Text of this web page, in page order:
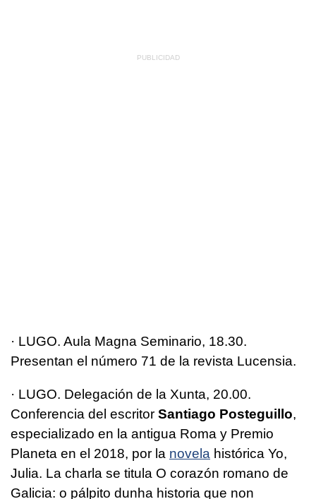
· LUGO. Aula Magna Seminario, 18.30.
Presentan el número 71 de la revista Lucensia.
· LUGO. Delegación de la Xunta, 20.00.
Conferencia del escritor Santiago Posteguillo,
especializado en la antigua Roma y Premio
Planeta en el 2018, por la novela histórica Yo,
Julia. La charla se titula O corazón romano de
Galicia: o pálpito dunha historia que non